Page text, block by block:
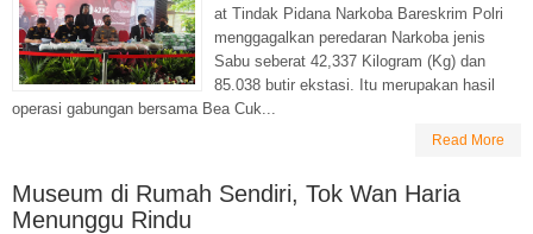
at Tindak Pidana Narkoba Bareskrim Polri
menggagalkan peredaran Narkoba jenis
Sabu seberat 42,337 Kilogram (Kg) dan
85.038 butir ekstasi. Itu merupakan hasil
operasi gabungan bersama Bea Cuk...
Read More
Museum di Rumah Sendiri, Tok Wan Haria
Menunggu Rindu